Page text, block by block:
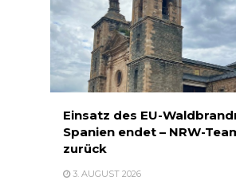
Einsatz des EU-
Spanien endet – NRW-
zurück
3. AUGUST 2026